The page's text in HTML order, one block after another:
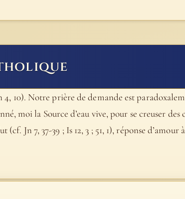
4, 10). Notre prière de demande est
moi la Source d’eau vive, pour se creuser des
Jn 7, 37-39 ; Is 12, 3 ; 51, 1), réponse d’amour